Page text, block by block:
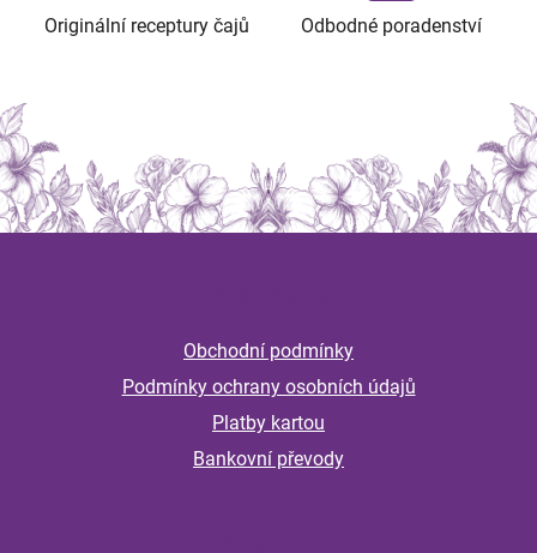
Originální receptury čajů Odbodné poradenství
Z
Obchodní podmínky
Podmínky ochrany osobních údajů
Platby kartou
Bankovní převody